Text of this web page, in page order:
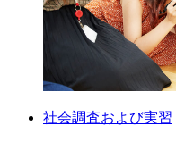
社会調査および実習